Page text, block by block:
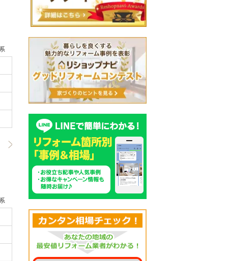
わずプライバシーを守る間仕切り
3/3